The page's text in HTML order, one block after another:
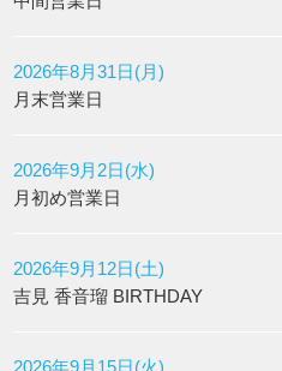
2026年8月31日(月)
月末営業日
2026年9月2日(水)
月初め営業日
2026年9月12日(土)
吉見 香音瑠 BIRTHDAY